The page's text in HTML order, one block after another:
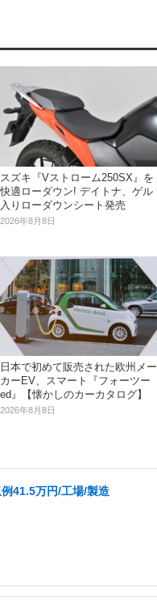
スズキ『Vストローム250SX』を
快適ローダウン! デイトナ、ゲル
入りローダウンシート発売
2026年8月8日
日本で初めて販売された欧州メー
カーEV、スマート『フォーツー
ed』【懐かしのカーカタログ】
2026年8月8日
41.5万円/工場/製造